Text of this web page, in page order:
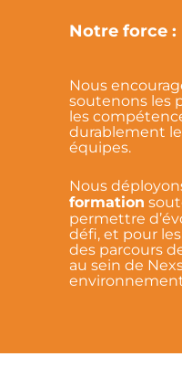
Notre force :
Nous
soutenons les
les
durablement
équipes.
Nous
formation
permettre
défi, et pour
des parcours
au sein de